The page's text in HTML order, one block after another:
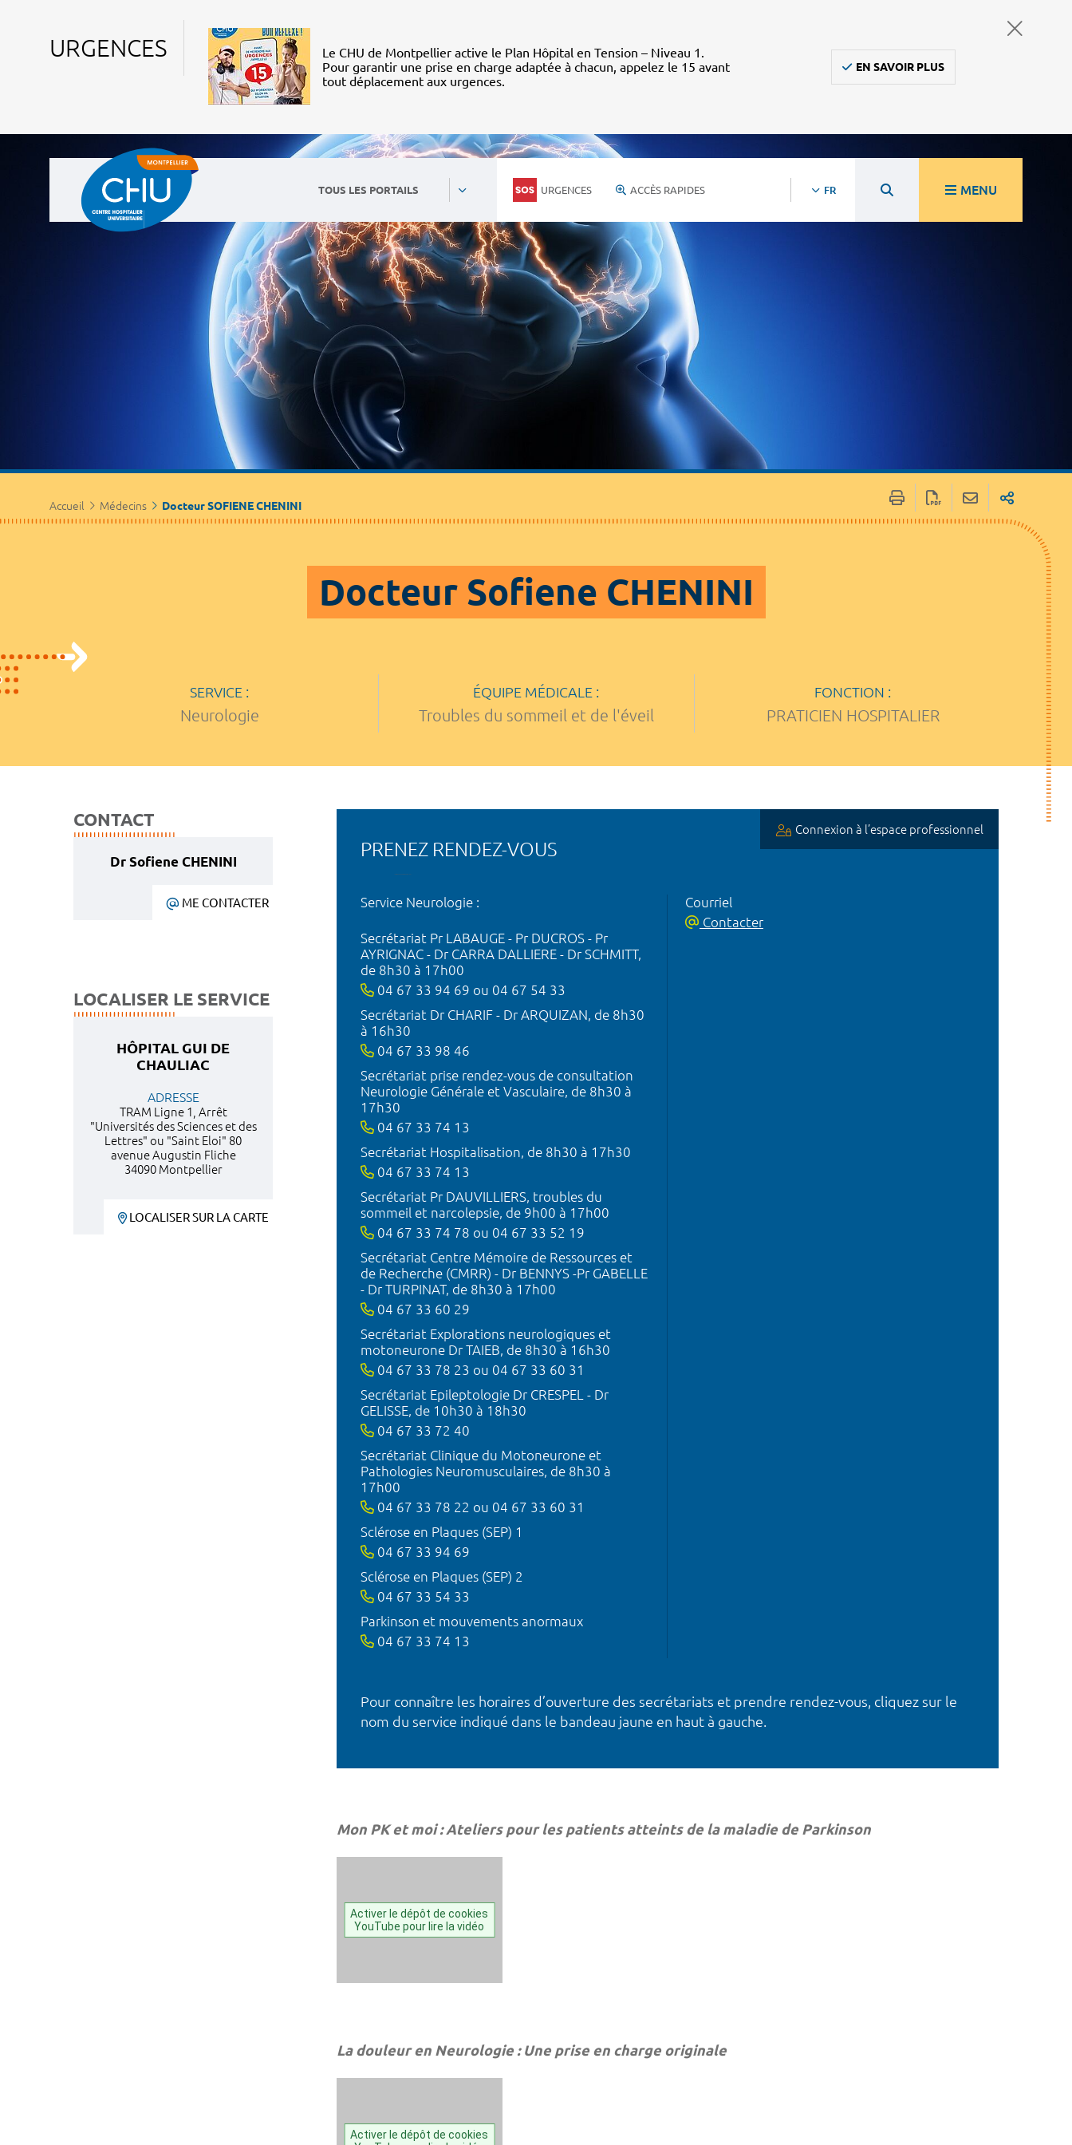
URGENCES
Le CHU de Montpellier active le Plan Hôpital en Tension – Niveau 1.
Pour garantir une prise en charge adaptée à chacun, appelez le 15 avant
tout déplacement aux urgences.
EN SAVOIR PLUS
TOUS LES PORTAILS URGENCES ACCÈS RAPIDES FR MENU
Accueil Médecins Docteur SOFIENE CHENINI
Docteur Sofiene CHENINI
SERVICE :
Neurologie
ÉQUIPE MÉDICALE :
Troubles du sommeil et de l'éveil
FONCTION :
PRATICIEN HOSPITALIER
CONTACT
Dr Sofiene CHENINI
ME CONTACTER
LOCALISER LE SERVICE
HÔPITAL GUI DE
CHAULIAC
ADRESSE
TRAM Ligne 1, Arrêt
"Universités des Sciences et des
Lettres" ou "Saint Eloi" 80
avenue Augustin Fliche
34090 Montpellier
LOCALISER SUR LA CARTE
PRENEZ RENDEZ-VOUS
Connexion à l’espace professionnel
Service Neurologie :
Secrétariat Pr LABAUGE - Pr DUCROS - Pr
AYRIGNAC - Dr CARRA DALLIERE - Dr SCHMITT,
de 8h30 à 17h00
04 67 33 94 69 ou 04 67 54 33
Secrétariat Dr CHARIF - Dr ARQUIZAN, de 8h30
à 16h30
04 67 33 98 46
Secrétariat prise rendez-vous de consultation
Neurologie Générale et Vasculaire, de 8h30 à
17h30
04 67 33 74 13
Secrétariat Hospitalisation, de 8h30 à 17h30
04 67 33 74 13
Secrétariat Pr DAUVILLIERS, troubles du
sommeil et narcolepsie, de 9h00 à 17h00
04 67 33 74 78 ou 04 67 33 52 19
Secrétariat Centre Mémoire de Ressources et
de Recherche (CMRR) - Dr BENNYS -Pr GABELLE
- Dr TURPINAT, de 8h30 à 17h00
04 67 33 60 29
Secrétariat Explorations neurologiques et
motoneurone Dr TAIEB, de 8h30 à 16h30
04 67 33 78 23 ou 04 67 33 60 31
Secrétariat Epileptologie Dr CRESPEL - Dr
GELISSE, de 10h30 à 18h30
04 67 33 72 40
Secrétariat Clinique du Motoneurone et
Pathologies Neuromusculaires, de 8h30 à
17h00
04 67 33 78 22 ou 04 67 33 60 31
Sclérose en Plaques (SEP) 1
04 67 33 94 69
Sclérose en Plaques (SEP) 2
04 67 33 54 33
Parkinson et mouvements anormaux
04 67 33 74 13
Courriel
Contacter
Pour connaître les horaires d’ouverture des secrétariats et prendre rendez-vous, cliquez sur le
nom du service indiqué dans le bandeau jaune en haut à gauche.
Mon PK et moi : Ateliers pour les patients atteints de la maladie de Parkinson
Activer le dépôt de cookies
YouTube pour lire la vidéo
La douleur en Neurologie : Une prise en charge originale
Activer le dépôt de cookies